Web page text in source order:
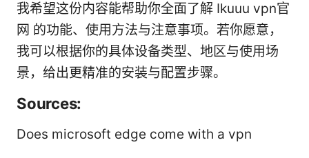
我希望这份内容能帮助你全面了解 Ikuuu vpn官
网 的功能、使用方法与注意事项。若你愿意，
我可以根据你的具体设备类型、地区与使用场
景，给出更精准的安装与配置步骤。
Sources:
Does microsoft edge come with a vpn